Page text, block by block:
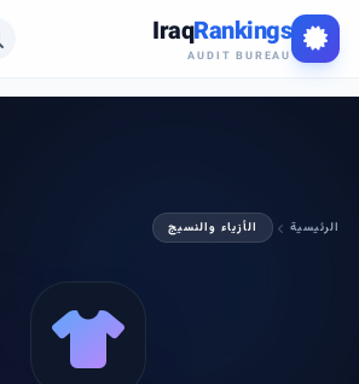
IraqRankings
AUDIT BUREAU
الرئيسية الأزياء والنسيج